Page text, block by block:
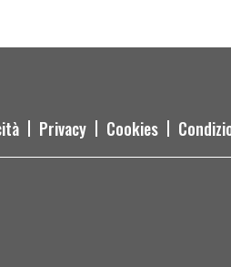
Privacy Cookies